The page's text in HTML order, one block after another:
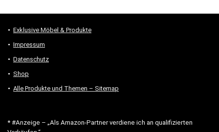
Exklusive Möbel & Produkte
Impressum
Datenschutz
Shop
Alle Produkte und Themen – Sitemap
* #Anzeige – „Als Amazon-Partner verdiene ich an qualifizierten